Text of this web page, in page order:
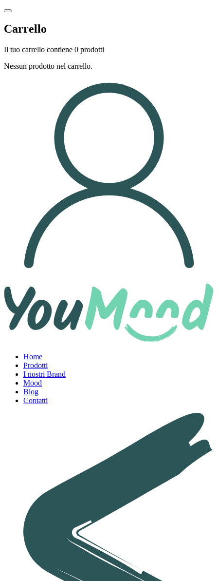
Carrello
Il tuo carrello contiene 0 prodotti
Nessun prodotto nel carrello.
Home
Prodotti
I nostri Brand
Mood
Blog
Contatti